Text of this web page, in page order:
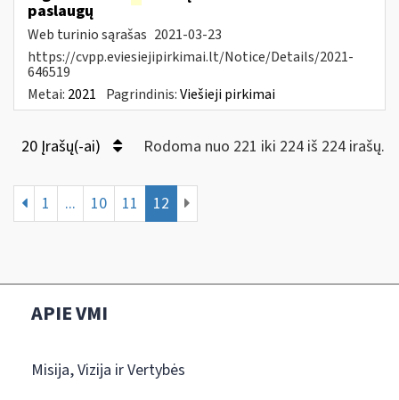
paslaugų
Web turinio sąrašas 2021-03-23
https://cvpp.eviesiejipirkimai.lt/Notice/Details/2021-
646519
Metai: 2021 Pagrindinis:Viešieji pirkimai
20 Įrašų(-ai) Rodoma nuo 221 iki 224 iš 224 irašų.
1 ... 10 11 12
APIE VMI
Misija, Vizija ir Vertybės